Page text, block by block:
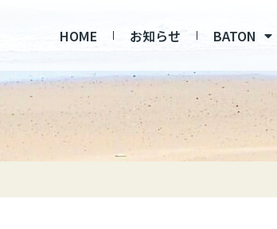
HOME お知らせ BATON